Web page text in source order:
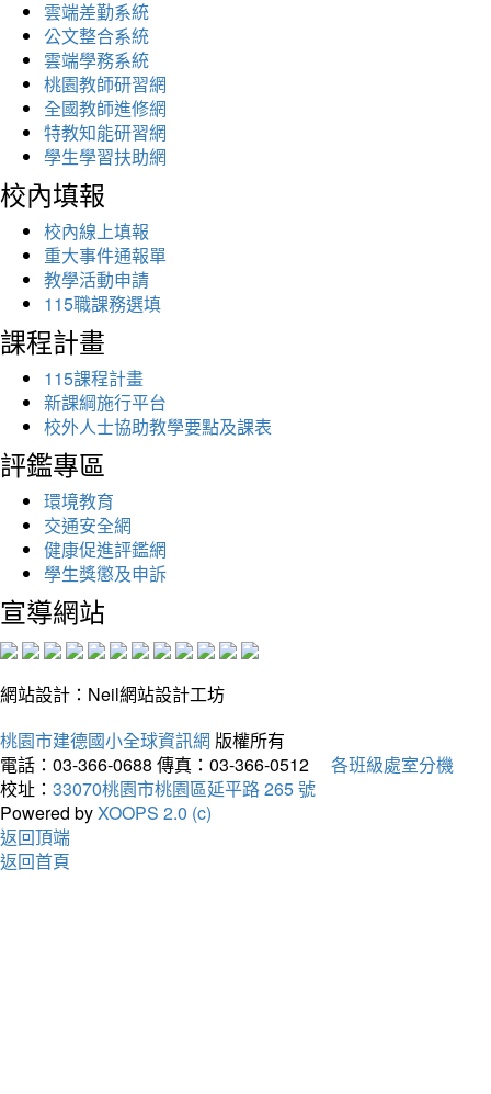
雲端差勤系統
公文整合系統
雲端學務系統
桃園教師研習網
全國教師進修網
特教知能研習網
學生學習扶助網
校內填報
校內線上填報
重大事件通報單
教學活動申請
115職課務選填
課程計畫
115課程計畫
新課綱施行平台
校外人士協助教學要點及課表
評鑑專區
環境教育
交通安全網
健康促進評鑑網
學生獎懲及申訴
宣導網站
網站設計：Neil網站設計工坊
桃園市建德國小全球資訊網 版權所有
電話：03-366-0688 傳真：03-366-0512
各班級處室分機
校址： 33070桃園市桃園區延平路 265 號
Powered byXOOPS 2.0 (c)
返回頂端
返回首頁